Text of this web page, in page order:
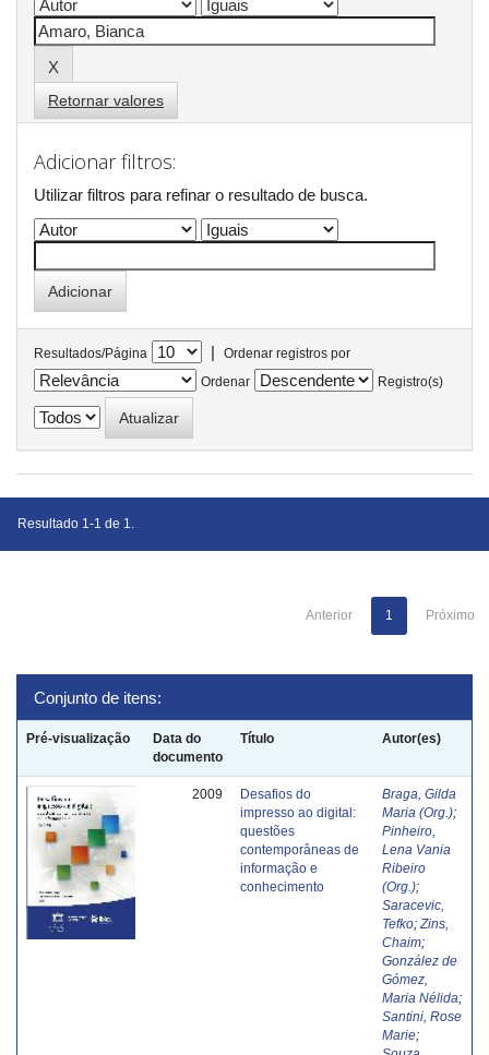
Retornar valores
Adicionar filtros:
Utilizar filtros para refinar o resultado de busca.
Resultados/Página |
Ordenar registros por
Ordenar
Registro(s)
Resultado 1-1 de 1.
Anterior 1 Próximo
Conjunto de itens:
Pré-visualização
Data do
documento
Título Autor(es)
2009
Desafios do
impresso ao digital:
questões
contemporâneas de
informação e
conhecimento
Braga, Gilda
Maria (Org.);
Pinheiro,
Lena Vania
Ribeiro
(Org.);
Saracevic,
Tefko; Zins,
Chaim;
González de
Gómez,
Maria Nélida;
Santini, Rose
Marie;